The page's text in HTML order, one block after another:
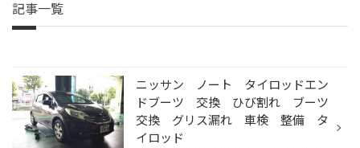
記事一覧
ニッサン ノート タイロッドエン
ドブーツ 交換 ひび割れ ブーツ
交換 グリス漏れ 車検 整備 タ
イロッド